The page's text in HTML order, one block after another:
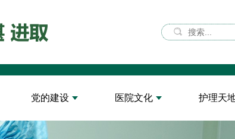
党的建设 医院文化 护理天